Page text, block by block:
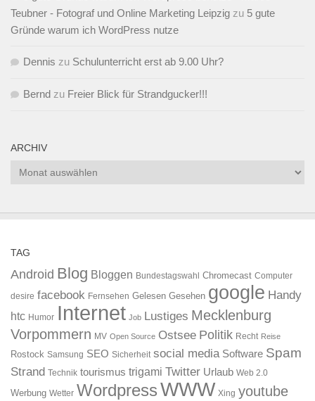
Teubner - Fotograf und Online Marketing Leipzig zu 5 gute
Gründe warum ich WordPress nutze
Dennis zu Schulunterricht erst ab 9.00 Uhr?
Bernd zu Freier Blick für Strandgucker!!!
ARCHIV
Archiv
TAG
Android Blog Bloggen Bundestagswahl Chromecast Computer
desire facebook Fernsehen Gelesen Gesehen google Handy
htc Humor Internet Job Lustiges Mecklenburg
Vorpommern MV Open Source Ostsee Politik Recht Reise
Rostock Samsung SEO Sicherheit social media Software Spam
Strand Technik tourismus trigami Twitter Urlaub Web 2.0
Werbung Wetter WordpressWWW Xing youtube